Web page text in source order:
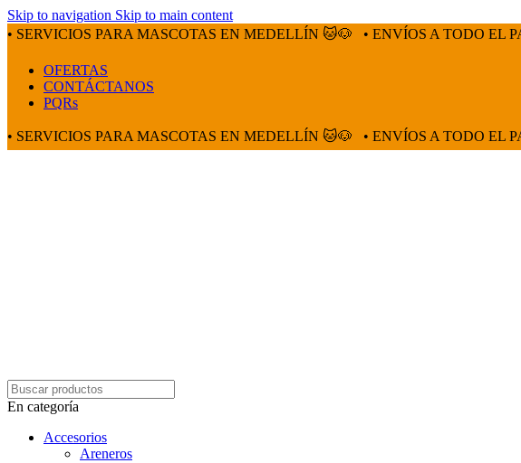
Skip to navigation Skip to main content
• SERVICIOS PARA MASCOTAS EN MEDELLÍN 🐱🐶
• ENVÍOS A TODO EL
OFERTAS
CONTÁCTANOS
PQRs
• SERVICIOS PARA MASCOTAS EN MEDELLÍN 🐱🐶 • ENVÍOS A TODO EL
En categoría
Accesorios
Areneros